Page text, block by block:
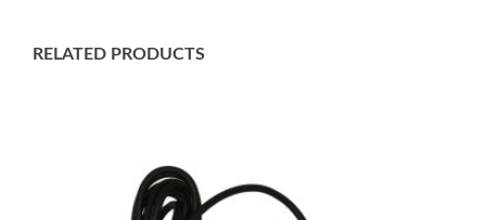
RELATED PRODUCTS